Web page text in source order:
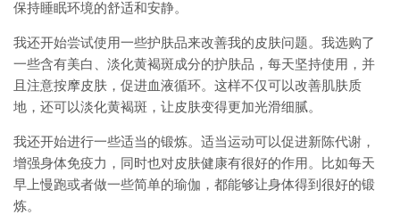
保持睡眠环境的舒适和安静。
我还开始尝试使用一些护肤品来改善我的皮肤问题。我选购了
一些含有美白、淡化黄褐斑成分的护肤品，每天坚持使用，并
且注意按摩皮肤，促进血液循环。这样不仅可以改善肌肤质
地，还可以淡化黄褐斑，让皮肤变得更加光滑细腻。
我还开始进行一些适当的锻炼。适当运动可以促进新陈代谢，
增强身体免疫力，同时也对皮肤健康有很好的作用。比如每天
早上慢跑或者做一些简单的瑜伽，都能够让身体得到很好的锻
炼。